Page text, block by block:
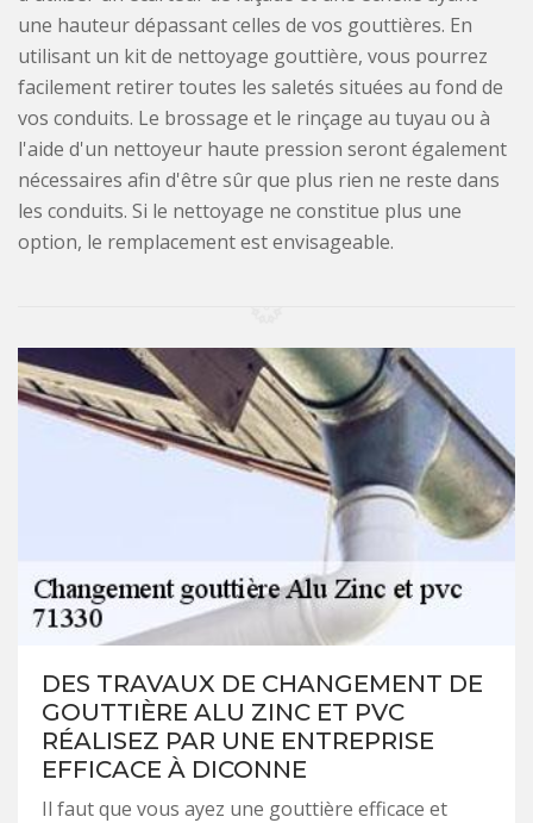
une hauteur dépassant celles de vos gouttières. En
utilisant un kit de nettoyage gouttière, vous pourrez
facilement retirer toutes les saletés situées au fond de
vos conduits. Le brossage et le rinçage au tuyau ou à
l'aide d'un nettoyeur haute pression seront également
nécessaires afin d'être sûr que plus rien ne reste dans
les conduits. Si le nettoyage ne constitue plus une
option, le remplacement est envisageable.
DES TRAVAUX DE CHANGEMENT DE
GOUTTIÈRE ALU ZINC ET PVC
RÉALISEZ PAR UNE ENTREPRISE
EFFICACE À DICONNE
Il faut que vous ayez une gouttière efficace et